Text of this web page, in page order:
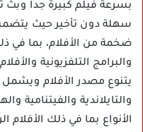
بسرعة فيلم كبيرة جداً وبث
سهلة دون تأخير حيث
ضخمة من الأفلام، بما في
والبرامج التلفزيونية
يتنوع مصدر الأفلام ويشمل
والتايلاندية
الأنواع بما في ذلك الأفلام